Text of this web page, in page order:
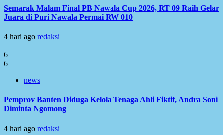
Semarak Malam Final PB Nawala Cup 2026, RT 09 Raih Gelar
Juara di Puri Nawala Permai RW 010
4 hari ago redaksi
6
6
news
Pemprov Banten Diduga Kelola Tenaga Ahli Fiktif, Andra Soni
Diminta Ngomong
4 hari ago redaksi